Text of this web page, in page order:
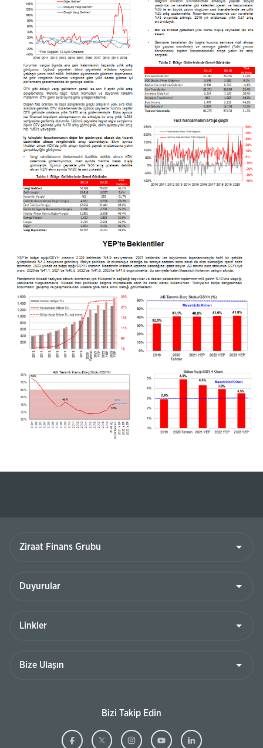
Grubu
Bizi Takip Edin
Ziraat
(BuZiraat
(BuZiraat
(BuZiraat
(BuZiraat
(Bu